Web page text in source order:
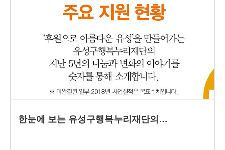
한눈에 보는 유성구행복누리재단의…